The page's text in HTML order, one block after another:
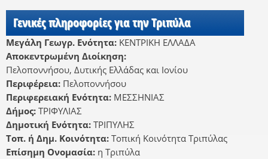
Γενικές πληροφορίες για την Τριπύλα
Μεγάλη Γεωγρ. Ενότητα: ΚΕΝΤΡΙΚΗ ΕΛΛΑΔΑ
Αποκεντρωμένη Διοίκηση:
Πελοποννήσου, Δυτικής Ελλάδας και Ιονίου
Περιφέρεια: Πελοποννήσου
Περιφερειακή Ενότητα: ΜΕΣΣΗΝΙΑΣ
Δήμος: ΤΡΙΦΥΛΙΑΣ
Δημοτική Ενότητα: ΤΡΙΠΥΛΗΣ
Τοπ. ή Δημ. Κοινότητα: Τοπική Κοινότητα Τριπύλας
Επίσημη Ονομασία: η Τριπύλα